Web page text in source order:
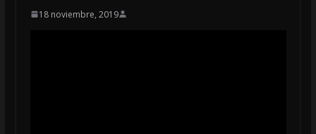
18 noviembre, 2019